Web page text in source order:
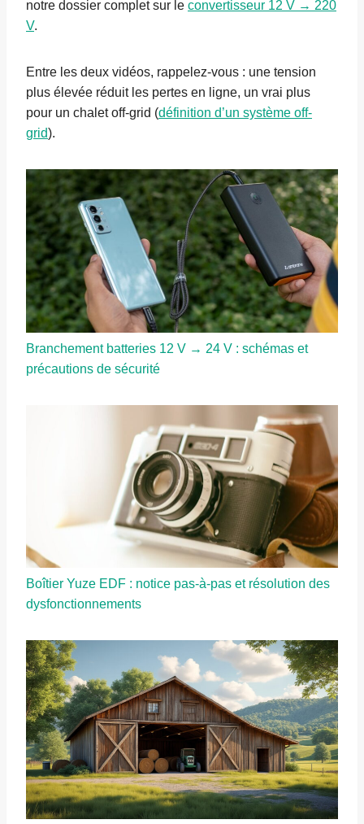
notre dossier complet sur le convertisseur 12 V → 220
V.
Entre les deux vidéos, rappelez-vous : une tension
plus élevée réduit les pertes en ligne, un vrai plus
pour un chalet off-grid (définition d’un système off-
grid).
Branchement batteries 12 V → 24 V : schémas et
précautions de sécurité
Boîtier Yuze EDF : notice pas-à-pas et résolution des
dysfonctionnements